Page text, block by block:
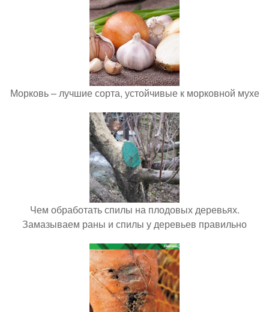
Морковь – лучшие сорта, устойчивые к морковной мухе
Чем обработать спилы на плодовых деревьях.
Замазываем раны и спилы у деревьев правильно